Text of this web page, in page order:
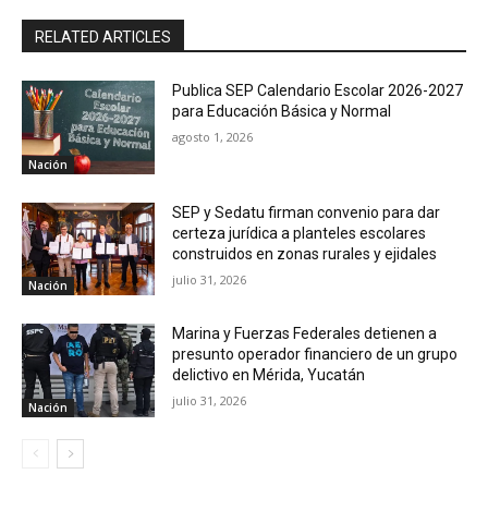
RELATED ARTICLES
Nación
Publica SEP Calendario Escolar 2026-2027
para Educación Básica y Normal
agosto 1, 2026
Nación
SEP y Sedatu firman convenio para dar
certeza jurídica a planteles escolares
construidos en zonas rurales y ejidales
julio 31, 2026
Nación
Marina y Fuerzas Federales detienen a
presunto operador financiero de un grupo
delictivo en Mérida, Yucatán
julio 31, 2026